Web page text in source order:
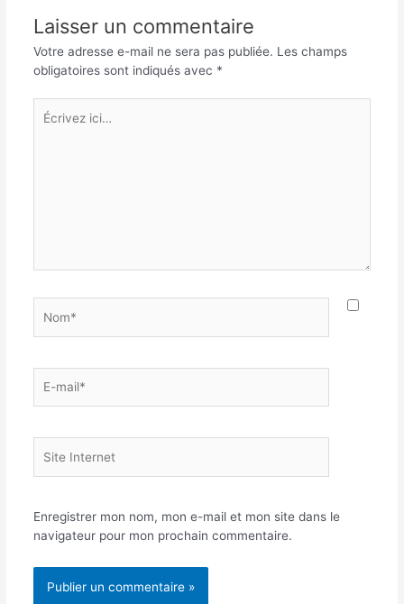
Laisser un commentaire
Votre adresse e-mail ne sera pas publiée. Les champs
obligatoires sont indiqués avec *
Écrivez
ici…
mail*
Internet
Enregistrer mon nom, mon e-mail et mon site dans le
navigateur pour mon prochain commentaire.